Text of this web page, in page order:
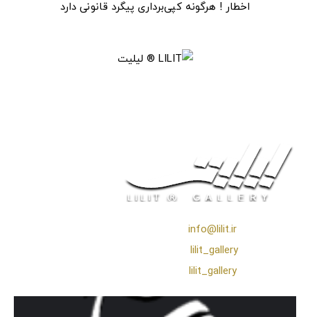
اخطار ! هرگونه کپی‌برداری پیگرد قانونی دارد
info@lilit.ir
lilit_gallery
lilit_gallery